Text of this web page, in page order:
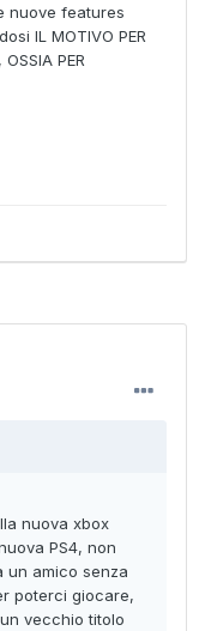
nuove features
IL MOTIVO PER
OSSIA PER
nuova xbox
PS4, non
un amico senza
poterci giocare,
vecchio titolo